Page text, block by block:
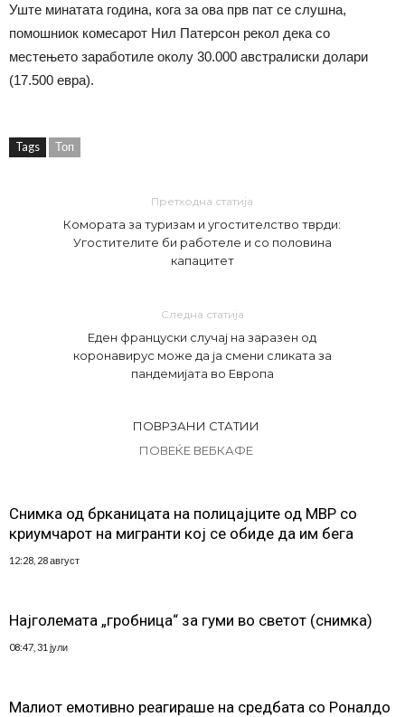
Уште минатата година, кога за ова прв пат се слушна,
помошниок комесарот Нил Патерсон рекол дека со
местењето заработиле околу 30.000 австралиски долари
(17.500 евра).
Tags Топ
Претходна статија
Комората за туризам и угостителство тврди:
Угостителите би работеле и со половина
капацитет
Следна статија
Еден француски случај на заразен од
коронавирус може да ја смени сликата за
пандемијата во Европа
ПОВРЗАНИ СТАТИИ
ПОВЕЌЕ ВЕБКАФЕ
Снимка од брканицата на полицајците од МВР со
криумчарот на мигранти кој се обиде да им бега
12:28, 28 август
Најголемата „гробница“ за гуми во светот (снимка)
08:47, 31 јули
Малиот емотивно реагираше на средбата со Роналдо